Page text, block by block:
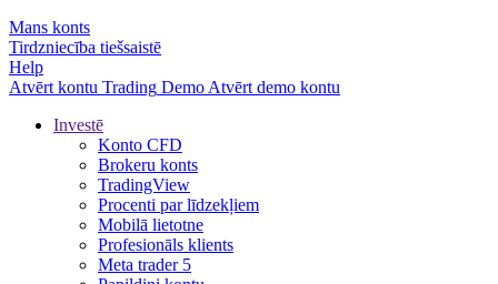
Mans konts
Tirdzniecība tiešsaistē
Help
Atvērt kontu Trading Demo Atvērt demo kontu
Investē
Konto CFD
Brokeru konts
TradingView
Procenti par līdzekļiem
Mobilā lietotne
Profesionāls klients
Meta trader 5